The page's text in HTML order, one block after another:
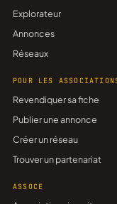
Explorateur
Annonces
Réseaux
POUR LES
Revendiquer sa fiche
Publier une annonce
Créer un réseau
Trouver un partenariat
ASSOCE